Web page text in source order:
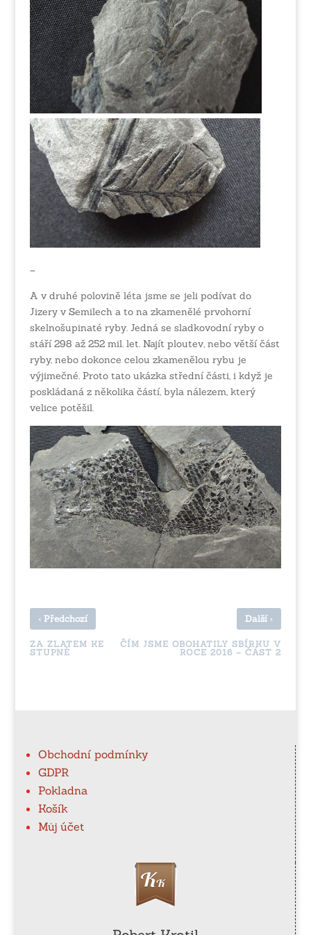
–
A v druhé polovině léta jsme se jeli podívat do
Jizery v Semilech a to na zkamenělé prvohorní
skelnošupinaté ryby. Jedná se sladkovodní ryby o
stáří 298 až 252 mil. let. Najít ploutev, nebo větší část
ryby, nebo dokonce celou zkamenělou rybu je
výjimečné. Proto tato ukázka střední části, i když je
poskládaná z několika částí, byla nálezem, který
velice potěšil.
‹Předchozí
ZA ZLATEM KE
STUPNÉ
Další›
ČÍM JSME OBOHATILY SBÍRKU V
ROCE 2016 – ČÁST 2
Obchodní podmínky
GDPR
Pokladna
Košík
Můj účet